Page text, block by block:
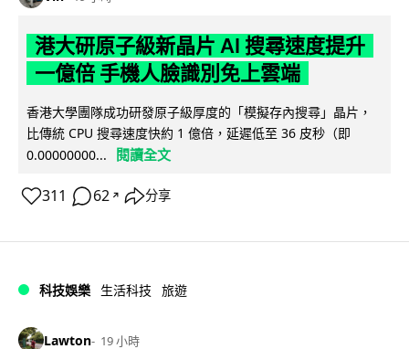
港大研原子級新晶片 AI 搜尋速度提升
一億倍 手機人臉識別免上雲端
香港大學團隊成功研發原子級厚度的「模擬存內搜尋」晶片，
比傳統 CPU 搜尋速度快約 1 億倍，延遲低至 36 皮秒（即
0.00000000...
閱讀全文
311 62 ↗ 分享
科技娛樂 生活科技 旅遊
Lawton 19 小時